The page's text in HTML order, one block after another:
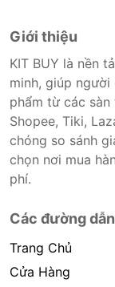
Giới thiệu
KIT BUY là nền
minh, giúp người
phẩm từ các
Shopee, Tiki,
chóng so sánh
chọn nơi mua
phí.
Các đường dẫn
Trang Chủ
Cửa Hàng